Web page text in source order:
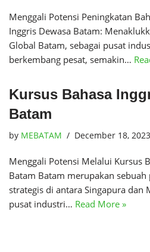
Menggali Potensi Peningkatan
Inggris Dewasa Batam:
Global Batam, sebagai pusat
berkembang pesat, semakin…
Kursus Bahasa
Batam
by MEBATAM December 18, 2023
Menggali Potensi Melalui Kursus
Batam Batam merupakan
strategis di antara Singapura dan
pusat industri… Read More »